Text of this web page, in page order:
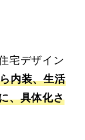
宅デザイン
内装、生活
、具体化さ